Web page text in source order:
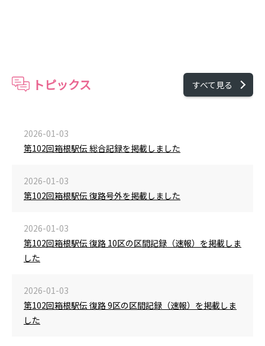
トピックス すべて見る
2026-01-03
第102回箱根駅伝 総合記録を掲載しました
2026-01-03
第102回箱根駅伝 復路号外を掲載しました
2026-01-03
第102回箱根駅伝 復路 10区の区間記録（速報）を掲載しま
した
2026-01-03
第102回箱根駅伝 復路 9区の区間記録（速報）を掲載しま
した